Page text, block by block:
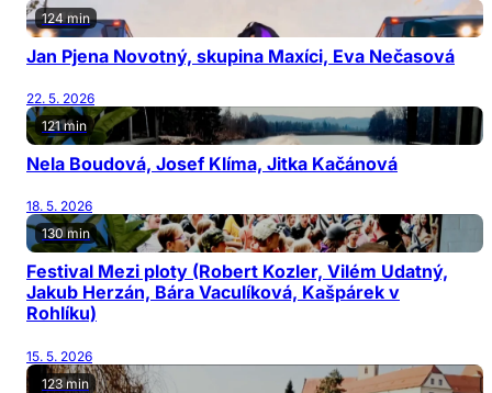
124 min
Jan Pjena Novotný, skupina Maxíci, Eva Nečasová
22. 5. 2026
121 min
Nela Boudová, Josef Klíma, Jitka Kačánová
18. 5. 2026
130 min
Festival Mezi ploty (Robert Kozler, Vilém Udatný,
Jakub Herzán, Bára Vaculíková, Kašpárek v
Rohlíku)
15. 5. 2026
123 min